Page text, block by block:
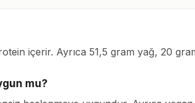
içerir. Ayrıca 51,5 gram yağ, 20
mu?